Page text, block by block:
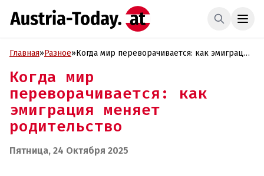
Главная»Разное»Когда мир переворачивается: как эмиграция
Когда мир
переворачивается: как
эмиграция меняет
родительство
Пятница, 24 Октября 2025